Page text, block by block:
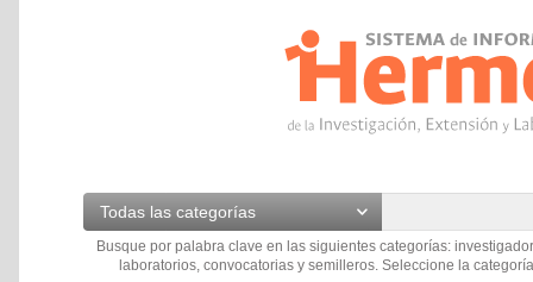
Todas las categorías
Busque por palabra clave en las siguientes categorías:
laboratorios, convocatorias y semilleros. Seleccione la